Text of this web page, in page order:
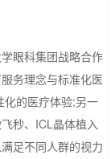
眼科集团战略合作
务理念与标准化医
化的医疗体验;另一
秒、ICL晶体植入
足不同人群的视力